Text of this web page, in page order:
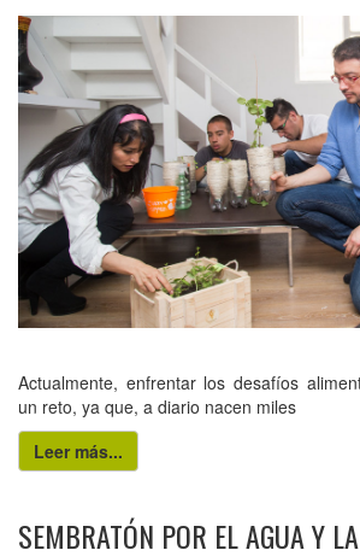
Actualmente, enfrentar los desafíos
un reto, ya que, a diario nacen miles
Leer más...
SEMBRATÓN POR EL AGUA Y